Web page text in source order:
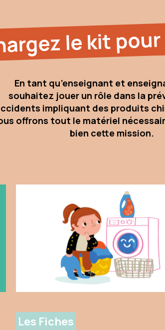
le kit
En tant qu’enseignant et
souhaitez jouer un rôle dans la
impliquant des produits
offrons tout le matériel
bien cette mission.
Les Fiches